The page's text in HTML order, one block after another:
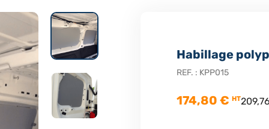
Habillage
REF. : KPP015
174,80 € HT